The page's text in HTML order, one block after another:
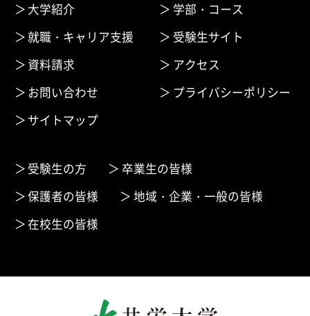
大学紹介
学部・コース
就職・キャリア支援
受験生サイト
資料請求
アクセス
お問い合わせ
プライバシーポリシー
サイトマップ
受験生の方
卒業生の皆様
保護者の皆様
地域・企業・一般の皆様
在校生の皆様